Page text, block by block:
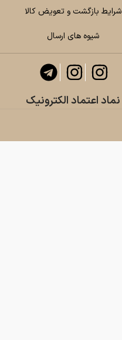
شرایط بازگشت و تعویض کالا
شیوه های ارسال
نماد اعتماد الکترونیک